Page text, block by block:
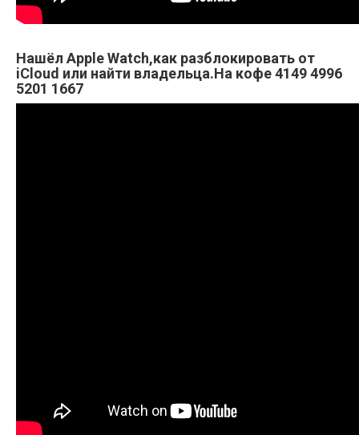
Нашёл Apple Watch,как разблокировать от
iCloud или найти владельца.На кофе 4149 4996
5201 1667